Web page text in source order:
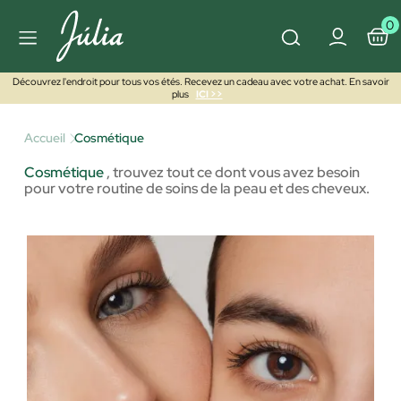
0
Découvrez l'endroit pour tous vos étés. Recevez un cadeau avec votre achat. En savoir
plus
ICI >>
Accueil Cosmétique
Cosmétique,trouvez tout ce dont vous avez besoin
pour votre routine de soins de la peau et des cheveux.